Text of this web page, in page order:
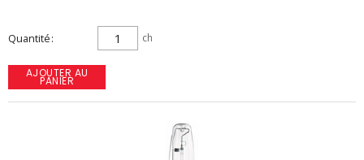
Quantité ch
AJOUTER AU
PANIER